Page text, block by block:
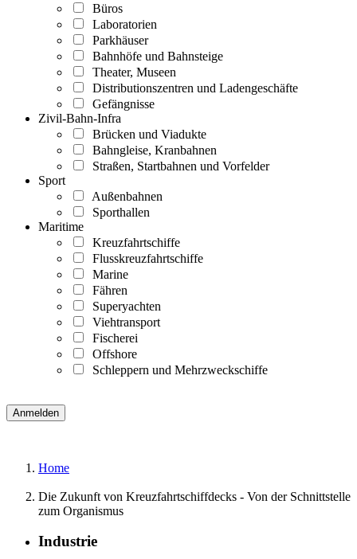
Büros
Laboratorien
Parkhäuser
Bahnhöfe und Bahnsteige
Theater, Museen
Distributionszentren und Ladengeschäfte
Gefängnisse
Zivil-Bahn-Infra
Brücken und Viadukte
Bahngleise, Kranbahnen
Straßen, Startbahnen und Vorfelder
Sport
Außenbahnen
Sporthallen
Maritime
Kreuzfahrtschiffe
Flusskreuzfahrtschiffe
Marine
Fähren
Superyachten
Viehtransport
Fischerei
Offshore
Schleppern und Mehrzweckschiffe
Home
Die Zukunft von Kreuzfahrtschiffdecks - Von der Schnittstelle
zum Organismus
Industrie